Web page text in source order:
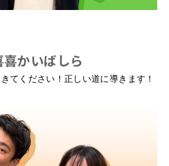
喜かいばしら
てください！ 正しい道に導きます！